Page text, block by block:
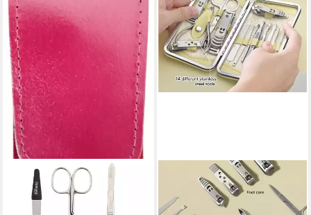
ELOMODA
Maniküre-Kosmetik-Etui 4-
teiliges Solingen* Maniküre
Maniküre-Etui Beiges
Nagelmaniküre-Set H&S